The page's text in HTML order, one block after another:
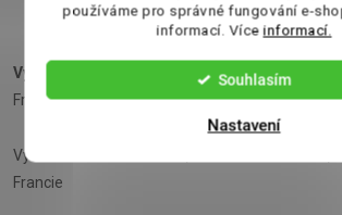
používáme pro správné fungování e-
informací. Víceinformací.
Souhlasím
Nastavení
Výrobce:
ST. Dalfour SAS,Chemin de
Francie
Výrobce: ST. Dalfour SAS,Chemin de
Francie